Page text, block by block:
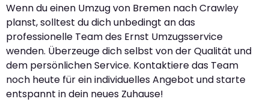
Wenn du einen Umzug von Bremen nach Crawley
planst, solltest du dich unbedingt an das
professionelle Team des Ernst Umzugsservice
wenden. Überzeuge dich selbst von der Qualität und
dem persönlichen Service. Kontaktiere das Team
noch heute für ein individuelles Angebot und starte
entspannt in dein neues Zuhause!